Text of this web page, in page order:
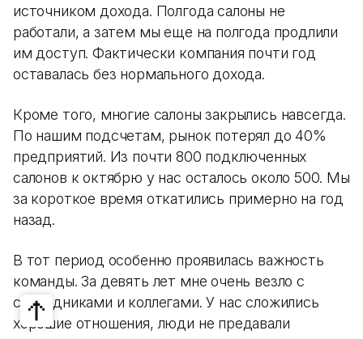
источником дохода. Полгода салоны не
работали, а затем мы еще на полгода продлили
им доступ. Фактически компания почти год
оставалась без нормального дохода.
Кроме того, многие салоны закрылись навсегда.
По нашим подсчетам, рынок потерял до 40%
предприятий. Из почти 800 подключенных
салонов к октябрю у нас осталось около 500. Мы
за короткое время откатились примерно на год
назад.
В тот период особенно проявилась важность
команды. За девять лет мне очень везло с
сотрудниками и коллегами. У нас сложились
хорошие отношения, люди не предавали